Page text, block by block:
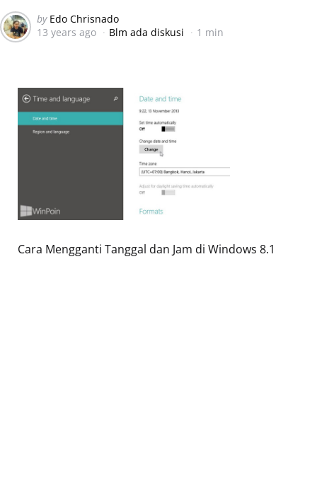
Posted
by
by Edo Chrisnado
13 years ago
Blm ada diskusi 1 min
Cara Mengganti Tanggal dan Jam di Windows 8.1